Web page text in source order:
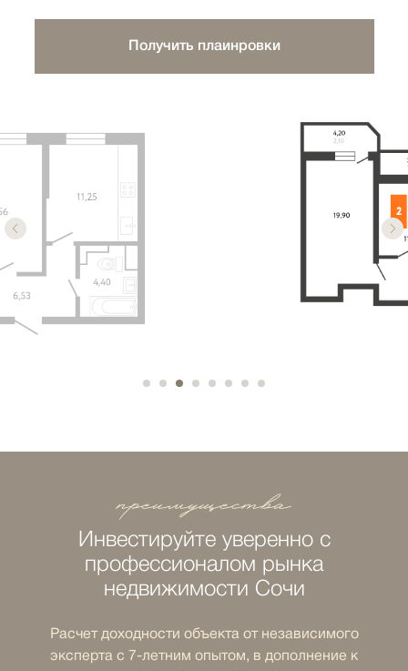
Получить плаинровки
Расчет доходности объекта от независимого
эксперта с 7-летним опытом, в дополнение к
преимущества
Инвестируйте уверенно с
профессионалом рынка
недвижимости Сочи